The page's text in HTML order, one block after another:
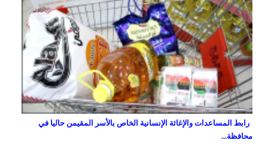
رابط المساعدات والإغاثة الإنسانية الخاص بالأسر المقيمن حاليا في
محافظة...